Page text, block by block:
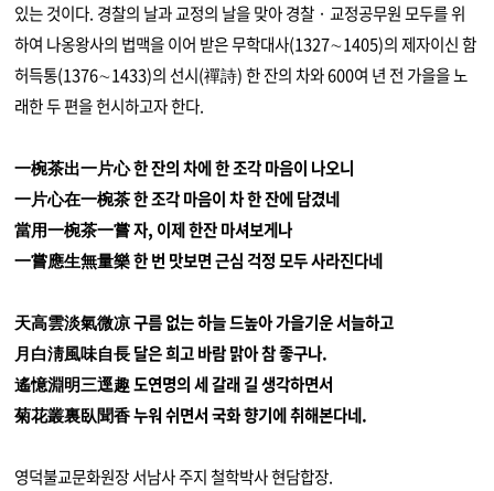
있는 것이다. 경찰의 날과 교정의 날을 맞아 경찰 · 교정공무원 모두를 위
하여 나옹왕사의 법맥을 이어 받은 무학대사(1327∼1405)의 제자이신 함
허득통(1376∼1433)의 선시(禪詩) 한 잔의 차와 600여 년 전 가을을 노
래한 두 편을 헌시하고자 한다.
一椀茶出一片心 한 잔의 차에 한 조각 마음이 나오니
一片心在一椀茶 한 조각 마음이 차 한 잔에 담겼네
當用一椀茶一嘗 자, 이제 한잔 마셔보게나
一嘗應生無量樂 한 번 맛보면 근심 걱정 모두 사라진다네
天高雲淡氣微凉 구름 없는 하늘 드높아 가을기운 서늘하고
月白淸風味自長 달은 희고 바람 맑아 참 좋구나.
遙憶淵明三逕趣 도연명의 세 갈래 길 생각하면서
菊花叢裏臥聞香 누워 쉬면서 국화 향기에 취해본다네.
영덕불교문화원장 서남사 주지 철학박사 현담합장.